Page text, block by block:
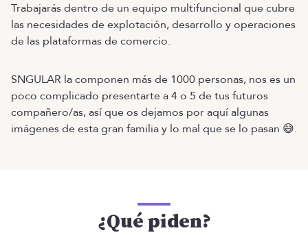
Trabajarás dentro de un equipo multifuncional que cubre
las necesidades de explotación, desarrollo y operaciones
de las plataformas de comercio.
SNGULAR la componen más de 1000 personas, nos es un
poco complicado presentarte a 4 o 5 de tus futuros
compañero/as, así que os dejamos por aquí algunas
imágenes de esta gran familia y lo mal que se lo pasan 😅.
¿Qué piden?